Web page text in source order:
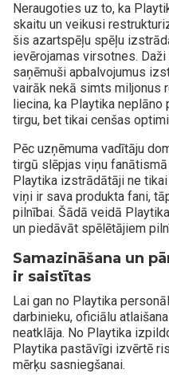
Neraugoties uz to, ka
skaitu un veikusi
šis azartspēļu spēļu
ievērojamas virsotnes.
saņēmuši apbalvojumus
vairāk nekā simts miljonus
liecina, ka Playtika
tirgu, bet tikai cenšas
Pēc uzņēmuma vadītāju
tirgū slēpjas viņu
Playtika izstrādātāji ne
viņi ir sava produkta fani,
pilnībai. Šādā veidā
un piedāvāt spēlētājiem
Samazināšana un
ir saistītas
Lai gan no Playtika
darbinieku, oficiālu
neatklāja. No Playtika
Playtika pastāvīgi izvērtē
mērķu sasniegšanai.